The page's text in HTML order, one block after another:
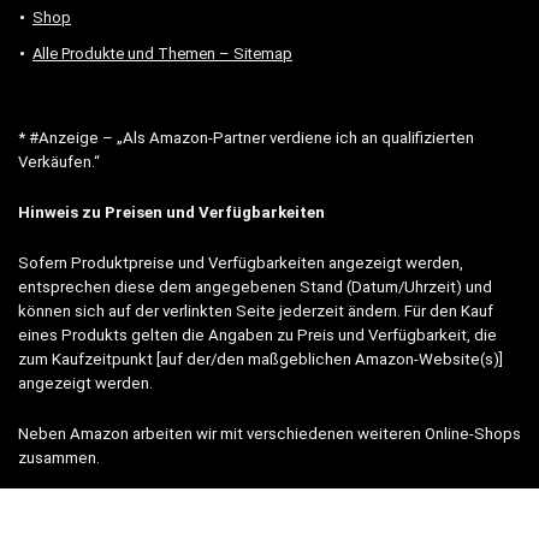
Shop
Alle Produkte und Themen – Sitemap
* #Anzeige – „Als Amazon-Partner verdiene ich an qualifizierten
Verkäufen.“
Hinweis zu Preisen und Verfügbarkeiten
Sofern Produktpreise und Verfügbarkeiten angezeigt werden,
entsprechen diese dem angegebenen Stand (Datum/Uhrzeit) und
können sich auf der verlinkten Seite jederzeit ändern. Für den Kauf
eines Produkts gelten die Angaben zu Preis und Verfügbarkeit, die
zum Kaufzeitpunkt [auf der/den maßgeblichen Amazon-Website(s)]
angezeigt werden.
Neben Amazon arbeiten wir mit verschiedenen weiteren Online-Shops
zusammen.